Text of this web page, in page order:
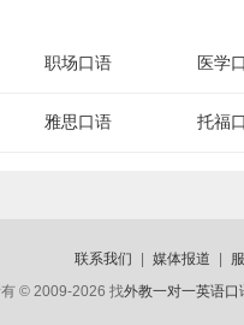
职场口语 医学
雅思口语 托福
联系我们 媒体报道
© 2009-2026 找外教一对一英语口